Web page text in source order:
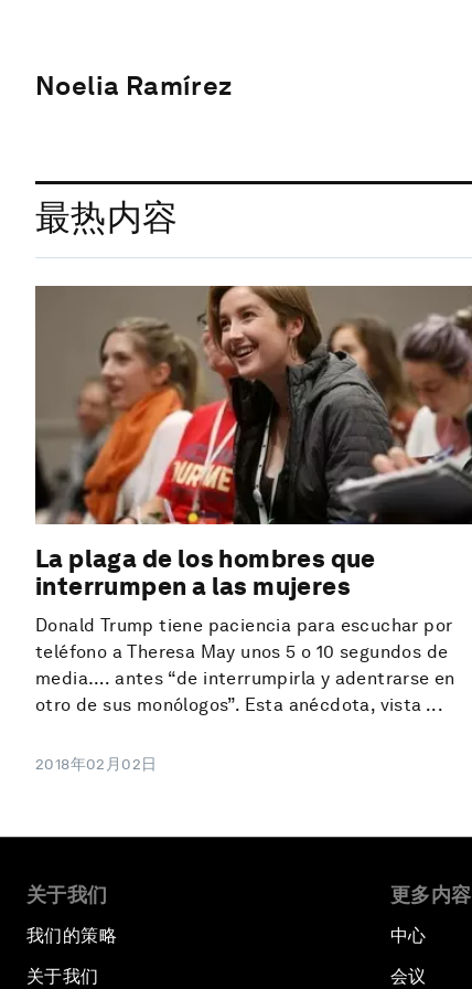
Noelia Ramírez
最热内容
La plaga de los hombres que
interrumpen a las mujeres
Donald Trump tiene paciencia para escuchar por
teléfono a Theresa May unos 5 o 10 segundos de
media…. antes “de interrumpirla y adentrarse en
otro de sus monólogos”. Esta anécdota, vista ...
2018年02月02日
关于我们
我们的策略
关于我们
更多内容
中心
会议